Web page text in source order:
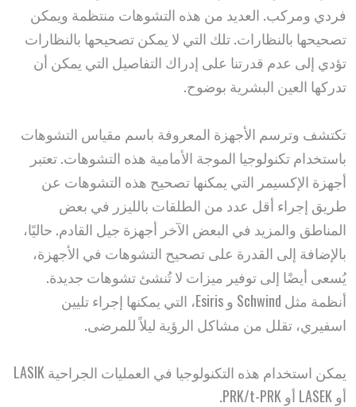
فردي ومركب. العديد من هذه التشوهات منتظمة ويمكن
تصحيحها بالنظارات. تلك التي لا يمكن تصحيحها بالنظارات
تؤدي إلى عدم قدرتنا على إدراك التفاصيل التي يمكن أن
تدركها العين البشرية بوضوح.
تكتشف وترسم الأجهزة المعروفة باسم مقياس التشوهات
باستخدام تكنولوجيا الموجة الأمامية هذه التشوهات. تعتبر
أجهزة الإكسيمر التي يمكنها تصحيح هذه التشوهات عن
طريق إجراء أقل عدد من الطلقات بالليزر في بعض
المناطق والمزيد في البعض الآخر أجهزة جيل القادم. حاليًا،
بالإضافة إلى القدرة على تصحيح التشوهات في الأجهزة،
يُسعى أيضًا إلى توفير ميزات لا تُنشئ تشوهات جديدة.
أنظمة مثل Schwind و Esiris، التي يمكنها إجراء تليين
اسفيري، تقلل من مشاكل الرؤية ليلاً للمرضى.
يمكن استخدام هذه التكنولوجيا في العمليات الجراحية LASIK
أو LASEK أو PRK/t-PRK.